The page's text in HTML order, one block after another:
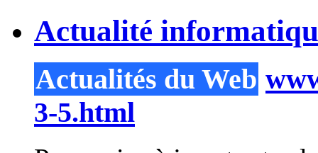
Actualité
Actualités du Web
3-5.html